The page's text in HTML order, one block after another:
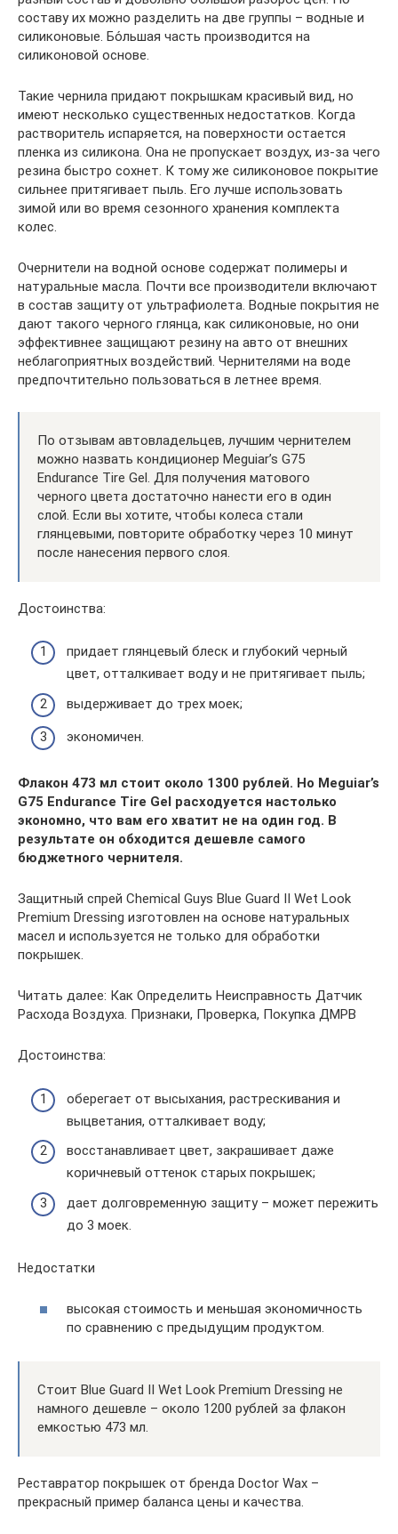
составу их можно разделить на две группы – водные и
силиконовые. Бо́льшая часть производится на
силиконовой основе.
Такие чернила придают покрышкам красивый вид, но
имеют несколько существенных недостатков. Когда
растворитель испаряется, на поверхности остается
пленка из силикона. Она не пропускает воздух, из-за чего
резина быстро сохнет. К тому же силиконовое покрытие
сильнее притягивает пыль. Его лучше использовать
зимой или во время сезонного хранения комплекта
колес.
Очернители на водной основе содержат полимеры и
натуральные масла. Почти все производители включают
в состав защиту от ультрафиолета. Водные покрытия не
дают такого черного глянца, как силиконовые, но они
эффективнее защищают резину на авто от внешних
неблагоприятных воздействий. Чернителями на воде
предпочтительно пользоваться в летнее время.
По отзывам автовладельцев, лучшим чернителем
можно назвать кондиционер Meguiar’s G75
Endurance Tire Gel. Для получения матового
черного цвета достаточно нанести его в один
слой. Если вы хотите, чтобы колеса стали
глянцевыми, повторите обработку через 10 минут
после нанесения первого слоя.
Достоинства:
придает глянцевый блеск и глубокий черный
цвет, отталкивает воду и не притягивает пыль;
выдерживает до трех моек;
экономичен.
Флакон 473 мл стоит около 1300 рублей. Но Meguiar’s
G75 Endurance Tire Gel расходуется настолько
экономно, что вам его хватит не на один год. В
результате он обходится дешевле самого
бюджетного чернителя.
Защитный спрей Chemical Guys Blue Guard II Wet Look
Premium Dressing изготовлен на основе натуральных
масел и используется не только для обработки
покрышек.
Читать далее: Как Определить Неисправность Датчик
Расхода Воздуха. Признаки, Проверка, Покупка ДМРВ
Достоинства:
оберегает от высыхания, растрескивания и
выцветания, отталкивает воду;
восстанавливает цвет, закрашивает даже
коричневый оттенок старых покрышек;
дает долговременную защиту – может пережить
до 3 моек.
Недостатки
высокая стоимость и меньшая экономичность
по сравнению с предыдущим продуктом.
Стоит Blue Guard II Wet Look Premium Dressing не
намного дешевле – около 1200 рублей за флакон
емкостью 473 мл.
Реставратор покрышек от бренда Doctor Wax –
прекрасный пример баланса цены и качества.